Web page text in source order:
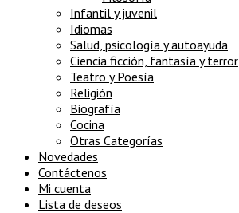
Infantil y juvenil
Idiomas
Salud, psicología y autoayuda
Ciencia ficción, fantasía y terror
Teatro y Poesía
Religión
Biografía
Cocina
Otras Categorías
Novedades
Contáctenos
Mi cuenta
Lista de deseos